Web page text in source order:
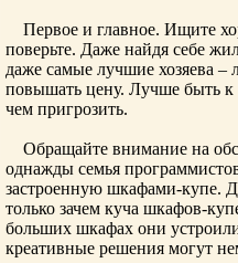
Первое и главное. Ищите
поверьте. Даже найдя себе
даже самые лучшие хозяева
повышать цену. Лучше быть к
чем пригрозить.
Обращайте внимание на
однажды семья
застроенную шкафами-купе.
только зачем куча шкафов-
больших шкафах они
креативные решения могут